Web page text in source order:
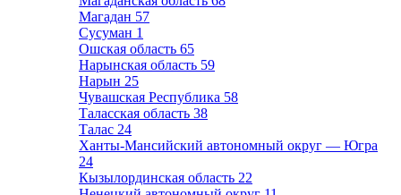
Магадан 57
Сусуман 1
Ошская область 65
Нарынская область 59
Нарын 25
Чувашская Республика 58
Таласская область 38
Талас 24
Ханты-Мансийский автономный округ — Югра
24
Кызылординская область 22